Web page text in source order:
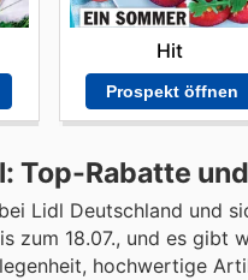
Hit
Prospekt öffnen
Top-Rabatte
Lidl Deutschland und
zum 18.07., und es gibt
hochwertige